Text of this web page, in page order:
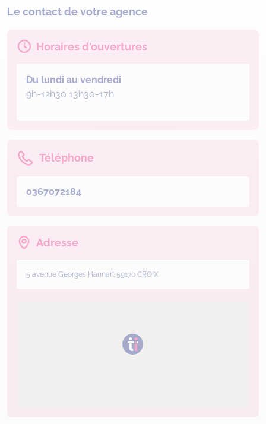
Le contact de votre agence
Horaires d'ouvertures
Du lundi au vendredi
9h-12h30 13h30-17h
Téléphone
0367072184
Adresse
5 avenue Georges Hannart 59170 CROIX